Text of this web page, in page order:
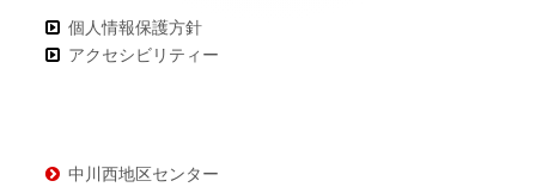
ン
テ
個人情報保護方針
アクセシビリティー
中川西地区センター